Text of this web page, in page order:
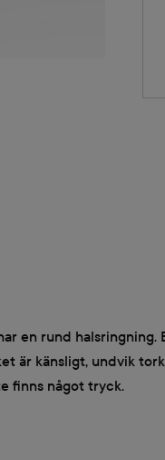
en rund
känsligt, undvik
finns något tryck.